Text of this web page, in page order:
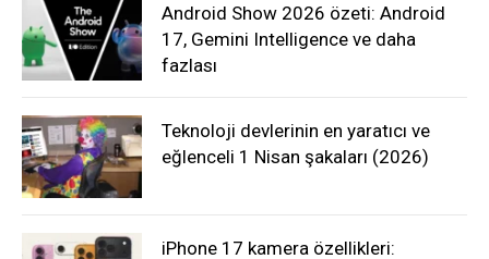
Android Show 2026 özeti: Android
17, Gemini Intelligence ve daha
fazlası
Teknoloji devlerinin en yaratıcı ve
eğlenceli 1 Nisan şakaları (2026)
iPhone 17 kamera özellikleri: